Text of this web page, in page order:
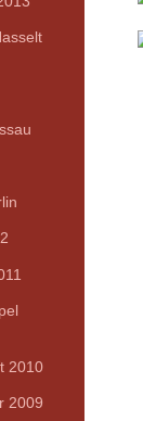
2010
2009